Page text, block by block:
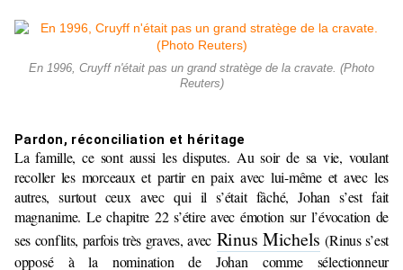
En 1996, Cruyff n'était pas un grand stratège de la cravate. (Photo
Reuters)
Pardon, réconciliation et héritage
La famille, ce sont aussi les disputes. Au soir de sa vie, voulant
recoller les morceaux et partir en paix avec lui-même et avec les
autres, surtout ceux avec qui il s’était fâché, Johan s’est fait
magnanime. Le chapitre 22 s’étire avec émotion sur l’évocation de
ses conflits, parfois très graves, avec Rinus Michels (Rinus s’est
opposé à la nomination de Johan comme sélectionneur